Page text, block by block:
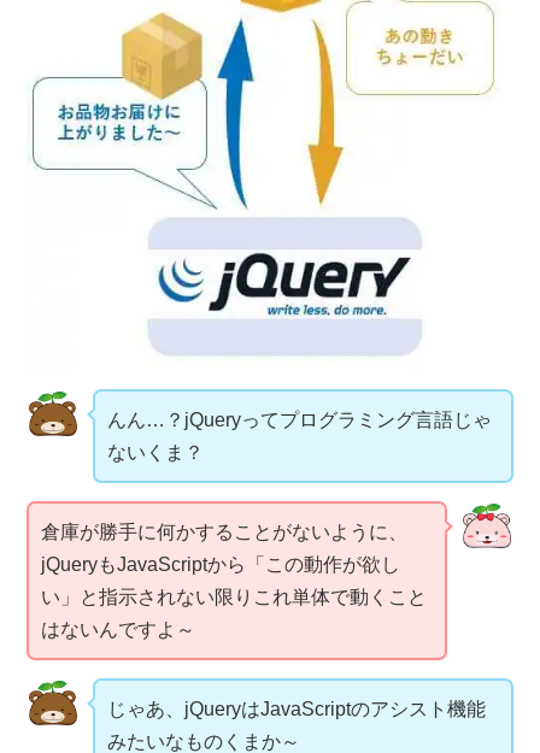
んん…？jQueryってプログラミング言語じゃ
ないくま？
倉庫が勝手に何かすることがないように、
jQueryもJavaScriptから「この動作が欲し
い」と指示されない限りこれ単体で動くこと
はないんですよ～
じゃあ、jQueryはJavaScriptのアシスト機能
みたいなものくまか～